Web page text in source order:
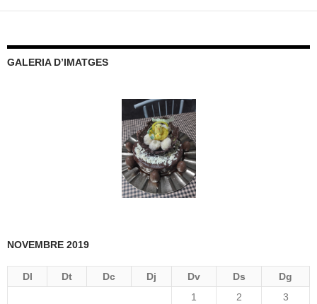
GALERIA D’IMATGES
NOVEMBRE 2019
Dl Dt Dc Dj Dv Ds
Dg
1
2
3